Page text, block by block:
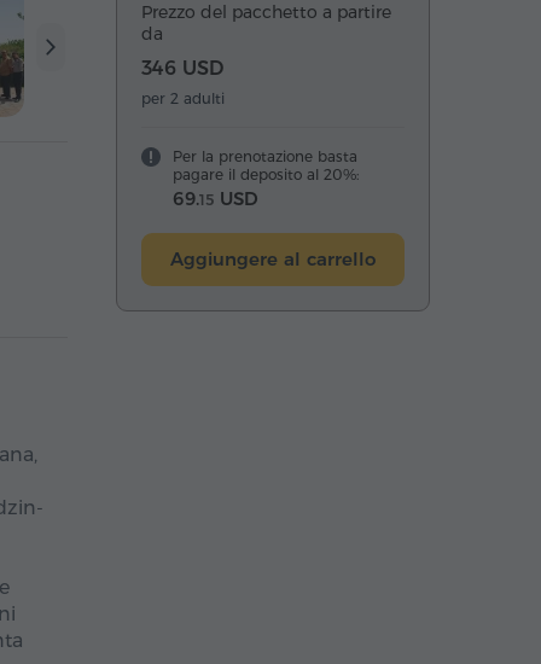
Prezzo del pacchetto a partire
da
346 USD
per 2 adulti
Per la prenotazione basta
pagare il deposito al 20%:
69.15 USD
Aggiungere al carrello